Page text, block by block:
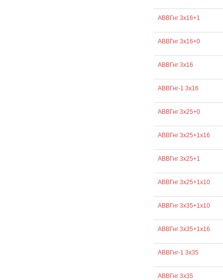
АВВГнг 3х16+1
АВВГнг 3х16+0
АВВГнг 3х16
АВВГнг-1 3х16
АВВГнг 3х25+0
АВВГнг 3х25+1х16
АВВГнг 3х25+1
АВВГнг 3х25+1х10
АВВГнг 3х35+1х10
АВВГнг 3х35+1х16
АВВГнг-1 3х35
АВВГнг 3х35